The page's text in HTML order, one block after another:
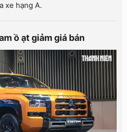
xe hạng A.
ồ ạt giảm giá bán